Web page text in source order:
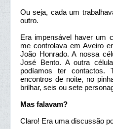
Ou seja, cada um
outro.
Era impensável haver um
me controlava em Aveiro
João Honrado. A nossa
José Bento. A outra
podíamos ter
encontros de noite, no
brilhar, seis ou sete
Mas falavam?
Claro! Era uma discussão